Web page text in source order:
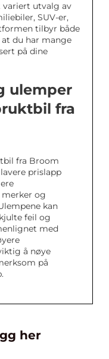
utvalg av
SUV-er,
tilbyr både
du har mange
på dine
ulemper
fra
fra Broom
prislapp
og
kan
feil og
med
å nøye
på
her